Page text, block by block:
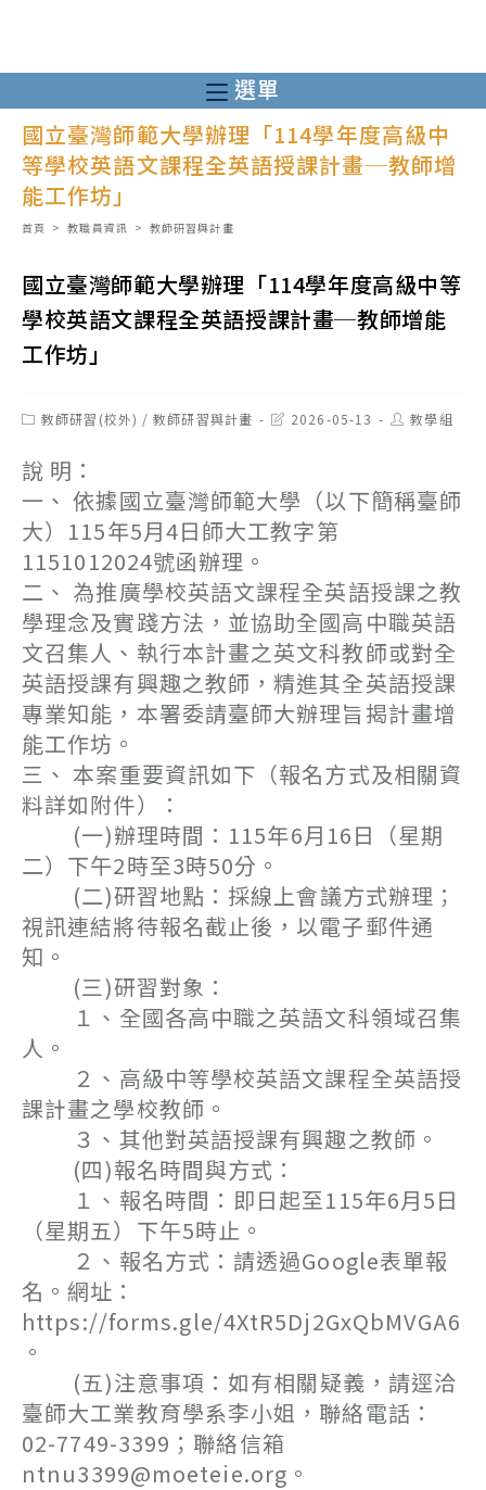
至
主
選單
國立臺灣師範大學辦理「114學年度高級中
等學校英語文課程全英語授課計畫─教師增
能工作坊」
首頁 > 教職員資訊 > 教師研習與計畫
國立臺灣師範大學辦理「114學年度高級中等
學校英語文課程全英語授課計畫─教師增能
工作坊」
Post教師研習(校外) / 教師研習與計畫
Post2026-05-13
Post教學組
說 明：
一、 依據國立臺灣師範大學（以下簡稱臺師
大）115年5月4日師大工教字第
1151012024號函辦理。
二、 為推廣學校英語文課程全英語授課之教
學理念及實踐方法，並協助全國高中職英語
文召集人、執行本計畫之英文科教師或對全
英語授課有興趣之教師，精進其全英語授課
專業知能，本署委請臺師大辦理旨揭計畫增
能工作坊。
三、 本案重要資訊如下（報名方式及相關資
料詳如附件）：
(一)辦理時間：115年6月16日（星期
二）下午2時至3時50分。
(二)研習地點：採線上會議方式辦理；
視訊連結將待報名截止後，以電子郵件通
知。
(三)研習對象：
１、全國各高中職之英語文科領域召集
人。
２、高級中等學校英語文課程全英語授
課計畫之學校教師。
３、其他對英語授課有興趣之教師。
(四)報名時間與方式：
１、報名時間：即日起至115年6月5日
（星期五）下午5時止。
２、報名方式：請透過Google表單報
名。網址：
https://forms.gle/4XtR5Dj2GxQbMVGA6
。
(五)注意事項：如有相關疑義，請逕洽
臺師大工業教育學系李小姐，聯絡電話：
02-7749-3399；聯絡信箱
ntnu3399@moeteie.org。